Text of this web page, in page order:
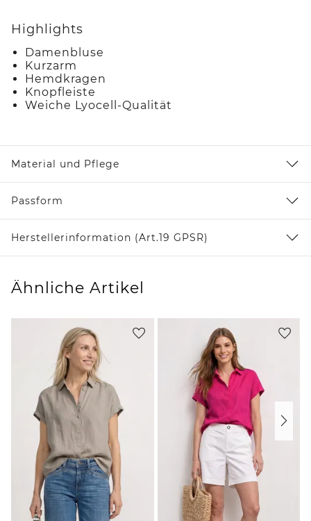
Highlights
Damenbluse
Kurzarm
Hemdkragen
Knopfleiste
Weiche Lyocell-Qualität
Material und Pflege
Passform
Herstellerinformation (Art.19 GPSR)
Ähnliche Artikel